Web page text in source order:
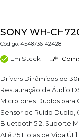
SONY WH-
Código: 4548736142428
Em Stock
Drivers Dinâmicos de
Restauração de Áudio
Microfones Duplos para
Sensor de Ruído
Bluetooth 5.2, Suporte
Até 35 Horas de Vida